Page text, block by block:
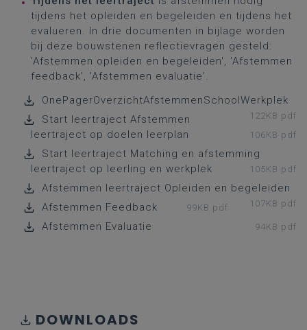
tijdens het opleiden en begeleiden en tijdens het
evalueren. In drie documenten in bijlage worden
bij deze bouwstenen reflectievragen gesteld:
'Afstemmen opleiden en begeleiden', 'Afstemmen
feedback', 'Afstemmen evaluatie'.
OnePagerOverzichtAfstemmenSchoolWerkplek
122KB pdf
Start leertraject Afstemmen
leertraject op doelen leerplan
106KB pdf
Start leertraject Matching en afstemming
leertraject op leerling en werkplek
105KB pdf
Afstemmen leertraject Opleiden en begeleiden
107KB pdf
Afstemmen Feedback 99KB pdf
Afstemmen Evaluatie 94KB pdf
DOWNLOADS